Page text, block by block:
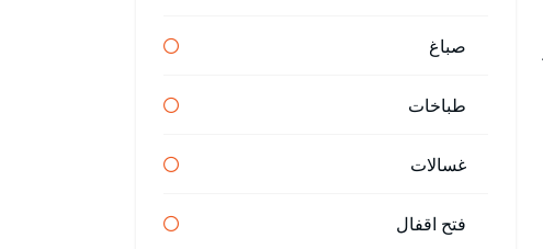
صباغ
طباخات
غسالات
فتح اقفال